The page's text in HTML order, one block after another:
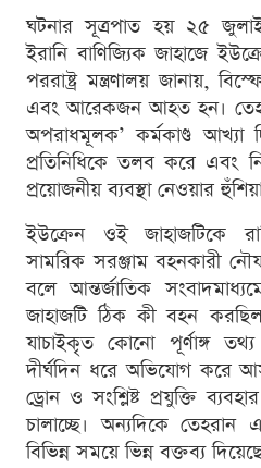
ঘটনার সূত্রপাত হয় ২৫
ইরানি বাণিজ্যিক জাহাজে
পররাষ্ট্র মন্ত্রণালয় জানায়,
এবং আরেকজন আহত হন।
অপরাধমূলক’ কর্মকাণ্ড আখ্যা
প্রতিনিধিকে তলব করে এবং
প্রয়োজনীয় ব্যবস্থা নেওয়ার
ইউক্রেন ওই জাহাজটিকে
সামরিক সরঞ্জাম বহনকারী
বলে আন্তর্জাতিক
জাহাজটি ঠিক কী বহন
যাচাইকৃত কোনো পূর্ণাঙ্গ
দীর্ঘদিন ধরে অভিযোগ করে
ড্রোন ও সংশ্লিষ্ট প্রযুক্তি
চালাচ্ছে। অন্যদিকে
বিভিন্ন সময়ে ভিন্ন বক্তব্য